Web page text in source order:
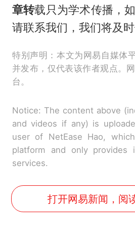
章转载只为学术传播，
请联系我们，我们将及时
特别声明：本文为网易自媒体
并发布，仅代表该作者观点。
台。
Notice: The content above
and videos if any) is
user of NetEase Hao,
platform and only provides
services.
打开网易新闻，阅